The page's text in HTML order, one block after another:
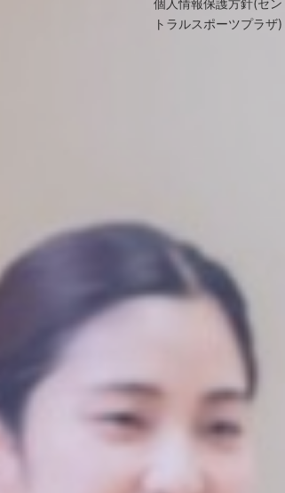
個人情報保護方針(セン
トラルスポーツプラザ)